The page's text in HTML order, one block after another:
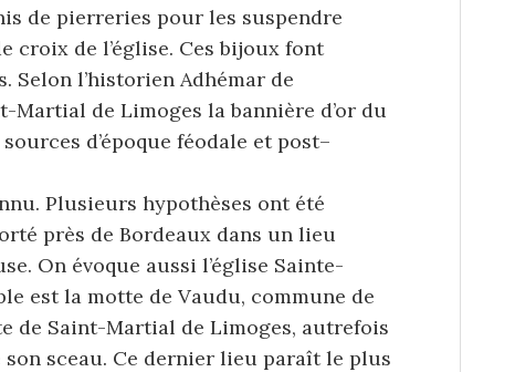
de pierreries pour les suspendre
croix de l’église. Ces bijoux font
l’historien Adhémar de
Martial de Limoges la bannière d’or du
d’époque féodale et post–
Plusieurs hypothèses ont été
près de Bordeaux dans un lieu
On évoque aussi l’église Sainte-
est la motte de Vaudu, commune de
de Saint-Martial de Limoges, autrefois
sceau. Ce dernier lieu paraît le plus